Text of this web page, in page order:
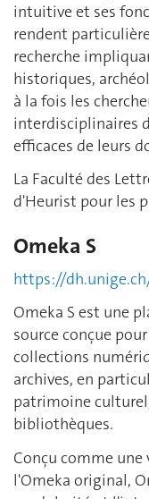
intuitive et ses
rendent
recherche
historiques,
à la fois les
interdisciplinaires
efficaces de leurs
La Faculté des
d'Heurist pour les
Omeka S
https://
Omeka S est une
source conçue
collections
archives, en
patrimoine
bibliothèques.
Conçu comme
l'Omeka original,